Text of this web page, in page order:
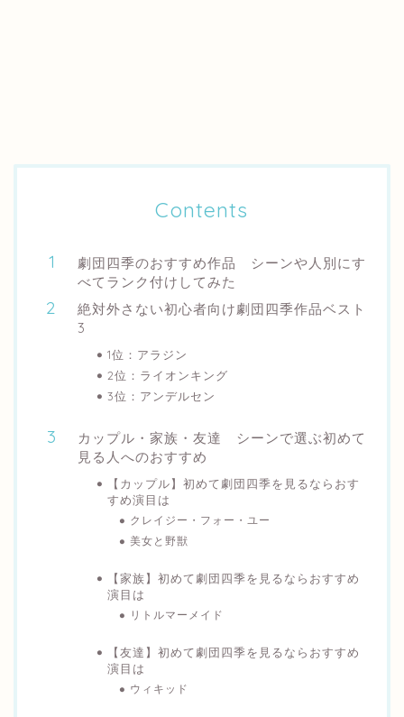
Contents
劇団四季のおすすめ作品 シーンや人別にす
べてランク付けしてみた
絶対外さない初心者向け劇団四季作品ベスト
3
1位：アラジン
2位：ライオンキング
3位：アンデルセン
カップル・家族・友達 シーンで選ぶ初めて
見る人へのおすすめ
【カップル】初めて劇団四季を見るならおす
すめ演目は
クレイジー・フォー・ユー
美女と野獣
【家族】初めて劇団四季を見るならおすすめ
演目は
リトルマーメイド
【友達】初めて劇団四季を見るならおすすめ
演目は
ウィキッド